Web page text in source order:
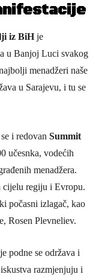
iz BiHje
u Banjoj Luci svakog
menadžeri naše
u Sarajevu, i tu se
i redovan Summit
učesnka, vodećih
menadžera.
cijelu regiju i Evropu.
počasni izlagač, kao
Rosen Plevneliev.
podne se održava i
razmjenjuju i